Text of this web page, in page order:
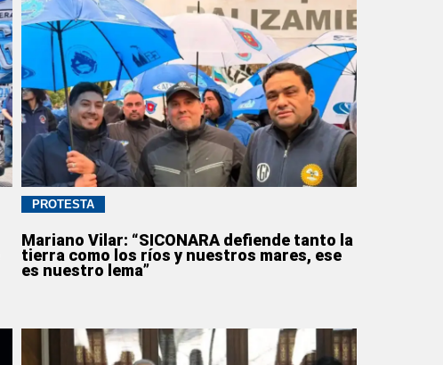
PROTESTA
Mariano Vilar: “SICONARA defiende tanto la
tierra como los ríos y nuestros mares, ese
es nuestro lema”